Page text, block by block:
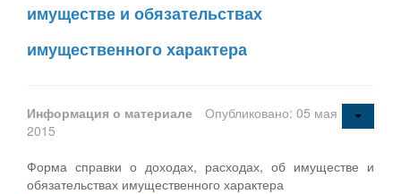
имуществе и обязательствах
имущественного характера
Информация о материале
Опубликовано: 05 мая
2015
Форма справки о доходах, расходах, об имуществе и
обязательствах имущественного характера